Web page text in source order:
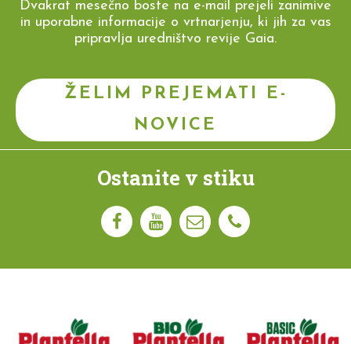
Dvakrat mesečno boste na e-mail prejeli zanimive
in uporabne informacije o vrtnarjenju, ki jih za vas
pripravlja uredništvo revije Gaia.
ŽELIM PREJEMATI E-
NOVICE
Ostanite v stiku